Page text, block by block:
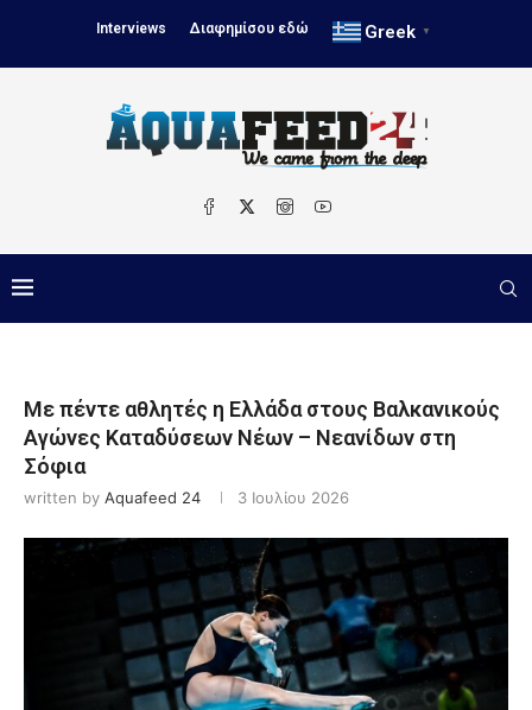
Interviews Διαφημίσου εδώ Greek ▼
Με πέντε αθλητές η Ελλάδα στους Βαλκανικούς
Αγώνες Καταδύσεων Νέων – Νεανίδων στη
Σόφια
written by Aquafeed 24 3 Ιουλίου 2026